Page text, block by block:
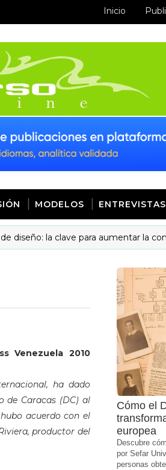
Inicio
MODELOS ENTREVISTAS
la clave para aumentar la confianza
Venezuela 2010
ha dado
de Caracas (DC) al
acuerdo con el
productor del
Cómo el
europea
Descubre
por Sefar
personas